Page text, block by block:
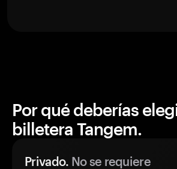
Por qué deberías
billetera Tangem.
Privado. No se requiere